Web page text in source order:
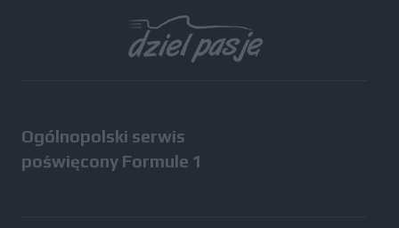
Ogólnopolski serwis
poświęcony Formule 1